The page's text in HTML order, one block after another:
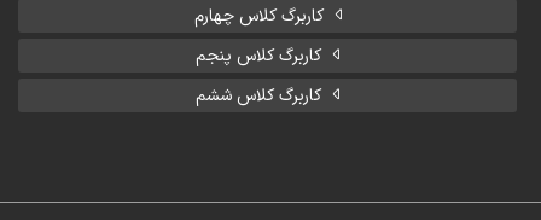
کاربرگ کلاس چهارم
کاربرگ کلاس پنجم
کاربرگ کلاس ششم